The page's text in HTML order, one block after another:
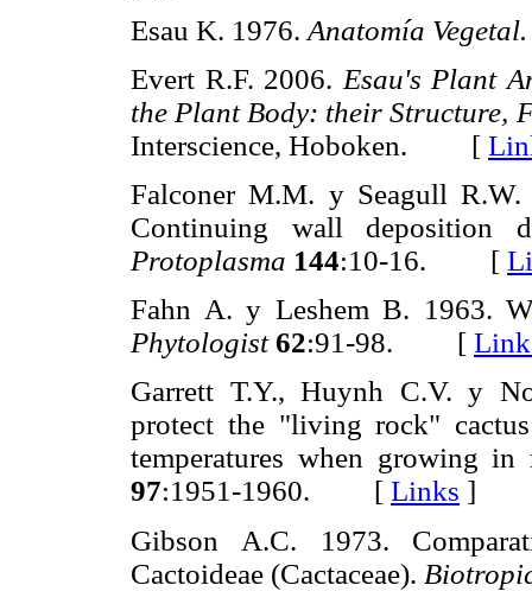
Esau K. 1976. Anatomía Vegetal.
Evert R.F. 2006. Esau's Plant
the Plant Body: their Structure,
Interscience, Hoboken. [
Falconer M.M. y Seagull
Continuing wall deposition
Protoplasma 144:10-16. [
Fahn A. y Leshem B. 1963.
Phytologist 62:91-98. [
Garrett T.Y., Huynh C.V. y
protect the "living rock"
temperatures when growing
97:1951-1960. [ Links ]
Gibson A.C. 1973.
Cactoideae (Cactaceae).